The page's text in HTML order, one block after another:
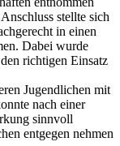
stellte sich
in einen
Dabei wurde
richtigen Einsatz
Jugendlichen mit
nach einer
sinnvoll
entgegen nehmen